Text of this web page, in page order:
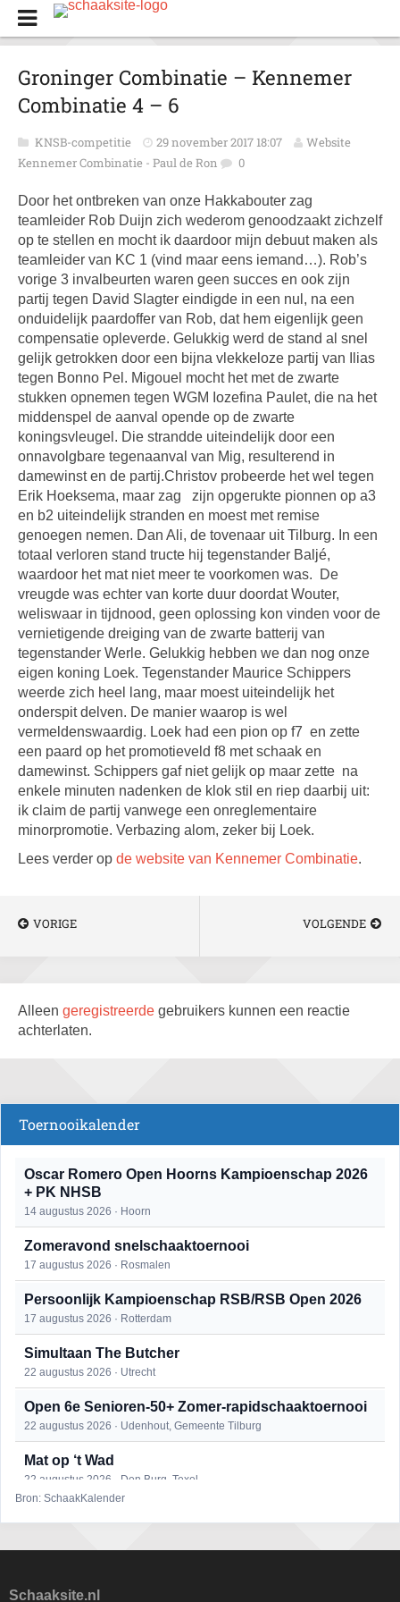
Groninger Combinatie – Kennemer
Combinatie 4 – 6
KNSB-competitie 29 november 2017 18:07
Website
Kennemer Combinatie - Paul de Ron
0
Door het ontbreken van onze Hakkabouter zag
teamleider Rob Duijn zich wederom genoodzaakt zichzelf
op te stellen en mocht ik daardoor mijn debuut maken als
teamleider van KC 1 (vind maar eens iemand…). Rob’s
vorige 3 invalbeurten waren geen succes en ook zijn
partij tegen David Slagter eindigde in een nul, na een
onduidelijk paardoffer van Rob, dat hem eigenlijk geen
compensatie opleverde. Gelukkig werd de stand al snel
gelijk getrokken door een bijna vlekkeloze partij van Ilias
tegen Bonno Pel. Migouel mocht het met de zwarte
stukken opnemen tegen WGM Iozefina Paulet, die na het
middenspel de aanval opende op de zwarte
koningsvleugel. Die strandde uiteindelijk door een
onnavolgbare tegenaanval van Mig, resulterend in
damewinst en de partij.Christov probeerde het wel tegen
Erik Hoeksema, maar zag zijn opgerukte pionnen op a3
en b2 uiteindelijk stranden en moest met remise
genoegen nemen. Dan Ali, de tovenaar uit Tilburg. In een
totaal verloren stand tructe hij tegenstander Baljé,
waardoor het mat niet meer te voorkomen was. De
vreugde was echter van korte duur doordat Wouter,
weliswaar in tijdnood, geen oplossing kon vinden voor de
vernietigende dreiging van de zwarte batterij van
tegenstander Werle. Gelukkig hebben we dan nog onze
eigen koning Loek. Tegenstander Maurice Schippers
weerde zich heel lang, maar moest uiteindelijk het
onderspit delven. De manier waarop is wel
vermeldenswaardig. Loek had een pion op f7 en zette
een paard op het promotieveld f8 met schaak en
damewinst. Schippers gaf niet gelijk op maar zette na
enkele minuten nadenken de klok stil en riep daarbij uit:
ik claim de partij vanwege een onreglementaire
minorpromotie. Verbazing alom, zeker bij Loek.
Lees verder op de website van Kennemer Combinatie.
VORIGE VOLGENDE
Alleen geregistreerde gebruikers kunnen een reactie
achterlaten.
Toernooikalender
Oscar Romero Open Hoorns Kampioenschap 2026
+ PK NHSB
14 augustus 2026 · Hoorn
Zomeravond snelschaaktoernooi
17 augustus 2026 · Rosmalen
Persoonlijk Kampioenschap RSB/RSB Open 2026
17 augustus 2026 · Rotterdam
Simultaan The Butcher
22 augustus 2026 · Utrecht
Open 6e Senioren-50+ Zomer-rapidschaaktoernooi
22 augustus 2026 · Udenhout, Gemeente Tilburg
Mat op ‘t Wad
22 augustus 2026 · Den Burg, Texel
25 augustus 2026 · Bunschoten-Spakenburg
Bron: SchaakKalender
Schaaksite.nl